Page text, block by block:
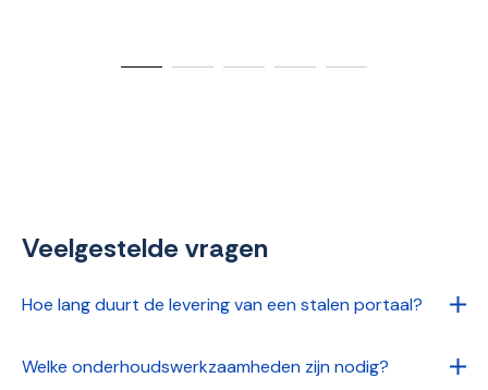
Veelgestelde vragen
Hoe lang duurt de levering van een stalen portaal?
Welke onderhoudswerkzaamheden zijn nodig?